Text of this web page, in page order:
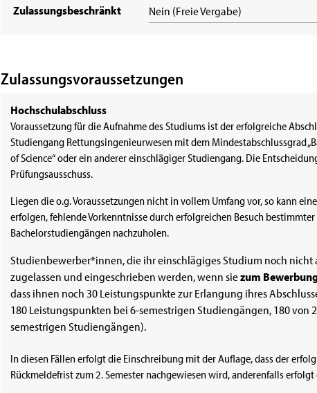
Zulassungsbeschränkt Nein (Freie Vergabe)
Zulassungsvoraussetzungen
Hochschulabschluss
Voraussetzung für die Aufnahme des Studiums ist der erfolgreiche
Studiengang Rettungsingenieurwesen mit dem Mindestabschlussgrad
of Science“ oder ein anderer einschlägiger Studiengang. Die
Prüfungsausschuss.
Liegen die o.g. Voraussetzungen nicht in vollem Umfang vor, so kann
erfolgen, fehlende Vorkenntnisse durch erfolgreichen Besuch
Bachelorstudiengängen nachzuholen.
Studienbewerber*innen, die ihr einschlägiges Studium noch nicht
zugelassen und eingeschrieben werden, wenn siezum
dass ihnen noch 30 Leistungspunkte zur Erlangung ihres
180 Leistungspunkten bei 6-semestrigen Studiengängen, 180 von
semestrigen Studiengängen).
In diesen Fällen erfolgt die Einschreibung mit der Auflage, dass der
Rückmeldefrist zum 2. Semester nachgewiesen wird, anderenfalls